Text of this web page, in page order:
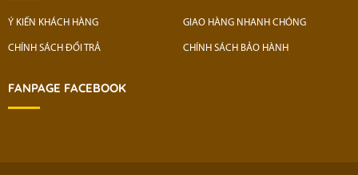
Ý KIẾN KHÁCH HÀNG GIAO HÀNG NHANH CHÓNG
CHÍNH SÁCH ĐỔI TRẢ CHÍNH SÁCH BẢO HÀNH
FANPAGE FACEBOOK